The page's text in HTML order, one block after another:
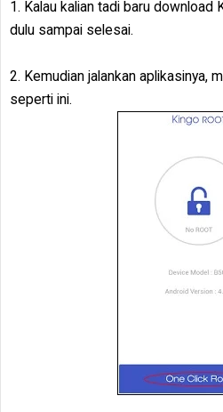
1. Kalau kalian tadi baru download
dulu sampai selesai.
2. Kemudian jalankan aplikasinya,
seperti ini.